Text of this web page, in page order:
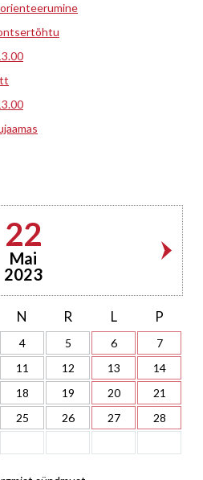
22
Mai
2023
N R L P
4 5 6
7
11 12 13
14
18 19 20
21
25 26 27
28